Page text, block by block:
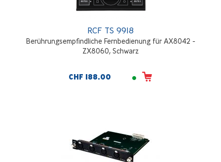
RCF TS 9918
Berührungsempfindliche Fernbedienung für AX8042 -
ZX8060, Schwarz
CHF 188.00